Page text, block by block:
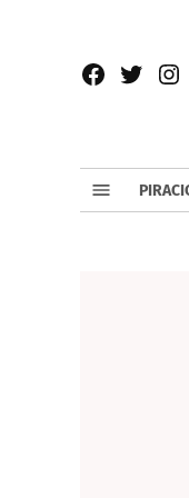
Facebook
Twitter